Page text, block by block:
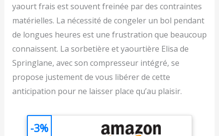
yaourt frais est souvent freinée par des contraintes
matérielles. La nécessité de congeler un bol pendant
de longues heures est une frustration que beaucoup
connaissent. La sorbetière et yaourtière Elisa de
Springlane, avec son compresseur intégré, se
propose justement de vous libérer de cette
anticipation pour ne laisser place qu’au plaisir.
-3%